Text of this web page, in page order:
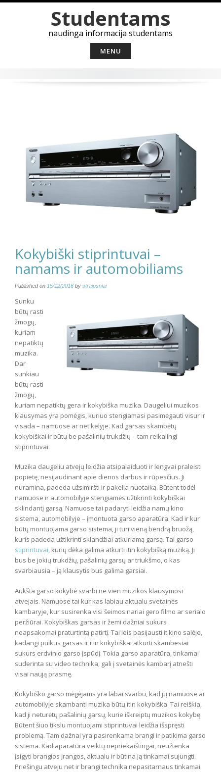
Studentams
naudinga informacija studentams
MENU
Kokybiški stiprintuvai –
namams ir automobiliams
Published on 15/12/2016 by straipsniai
Sunku
būtų rasti
žmogų,
kuriam
nepatiktų
muzika.
Dar
sunkiau
būtų rasti
žmogų,
kuriam nepatiktų gera ir kokybiška muzika. Daugeliui muzikos
klausymas yra pomėgis, kuriuo stengiamasi pasimėgauti visur ir
visada – namuose ar net kelyje. Kad garsas skambėtų
kokybiškai ir būtų be pašalinių trukdžių – tam reikalingi
stiprintuvai.
Muzika daugeliu atvejų leidžia atsipalaiduoti ir lengvai praleisti
popietę, nesijaudinant apie dienos darbus ir rūpesčius. Ji
nuramina, padeda užsimiršti ir pakelia nuotaiką. Būtent todėl
namuose ir automobilyje stengiamės užtikrinti kokybiškai
sklindantį garsą. Namuose tai padaryti leidžia namų kino
sistema, automobilyje – įmontuota garso aparatūra. Kad ir kur
būtų montuojama garso sistema, ji turi vieną bendrą bruožą,
kuris padeda užtikrinti sklandžiai atkuriamą garsą. Tai garso
stiprintuvai, kurių dėka galima atkurti itin kokybišką muziką. Ji
bus be jokių trukdžių, pašalinių garsų ar triukšmo, o kas
svarbiausia – ją klausytis bus galima garsiai.
Aukšta garso kokybė svarbi ne vien muzikos klausymosi
atvejais. Namuose tai kur kas labiau aktualu svetainės
kambaryje, kur susirenka visi šeimos nariai gero filmo ar serialo
peržiūrai. Kokybiškas garsas ir žemi dažniai sukurs
neapsakomai praturtintą patirtį. Tai leis pasijausti it kino salėje,
kadangi puikus garsas ir itin kokybiškai atkurti skambesiai
sukurs erdvinio garso įspūdį. Tokia garso aparatūra, tinkamai
suderinta su video technika, gali į svetainės kambarį atnešti
visai naują prasmę.
Kokybiško garso mėgėjams yra labai svarbu, kad jų namuose ar
automobilyje skambanti muzika būtų itin kokybiška. Tai reiškia,
kad ji neturėtų pašalinių garsų, kurie iškreiptų muzikos kokybę.
Būtent šiuo tikslu montuojami stiprintuvai leidžia išspręsti
problemą. Tam dažnai yra pasirenkama brangi ir patikima garso
sistema. Kad aparatūra veiktų nepriekaištingai, neužtenka
įsigyti brangios įrangos, aktualu ir būtina ją tinkamai sujungti.
Priešingu atveju net ir brangi technika nepasitarnaus tinkamai.